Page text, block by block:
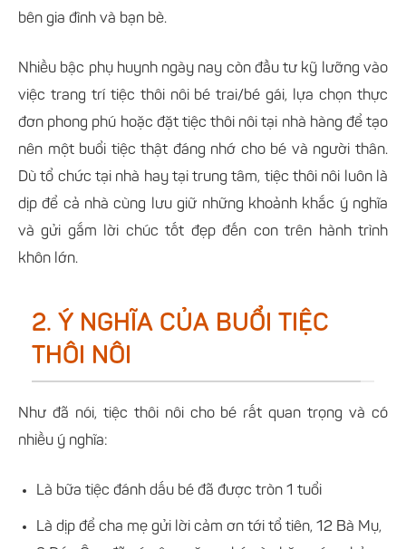
bên gia đình và bạn bè.
Nhiều bậc phụ huynh ngày nay còn đầu tư kỹ lưỡng vào
việc trang trí tiệc thôi nôi bé trai/bé gái, lựa chọn thực
đơn phong phú hoặc đặt tiệc thôi nôi tại nhà hàng để tạo
nên một buổi tiệc thật đáng nhớ cho bé và người thân.
Dù tổ chức tại nhà hay tại trung tâm, tiệc thôi nôi luôn là
dịp để cả nhà cùng lưu giữ những khoảnh khắc ý nghĩa
và gửi gắm lời chúc tốt đẹp đến con trên hành trình
khôn lớn.
2. Ý NGHĨA CỦA BUỔI TIỆC
THÔI NÔI
Như đã nói, tiệc thôi nôi cho bé rất quan trọng và có
nhiều ý nghĩa:
Là bữa tiệc đánh dấu bé đã được tròn 1 tuổi
Là dịp để cha mẹ gửi lời cảm ơn tới tổ tiên, 12 Bà Mụ,